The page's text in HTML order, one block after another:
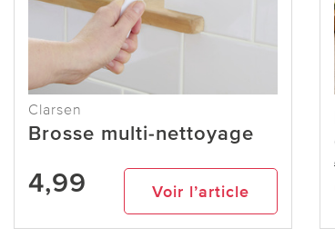
Clarsen
Brosse multi-nettoyage
4,99 Voir l’article